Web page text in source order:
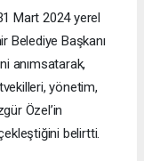
Mart 2024 yerel
Belediye Başkanı
anımsatarak,
yönetim,
Özel’in
belirtti.